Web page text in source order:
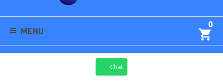
0
MENU
Chat